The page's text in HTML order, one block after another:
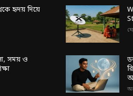
হৃদয় দিয়ে
সময় ও